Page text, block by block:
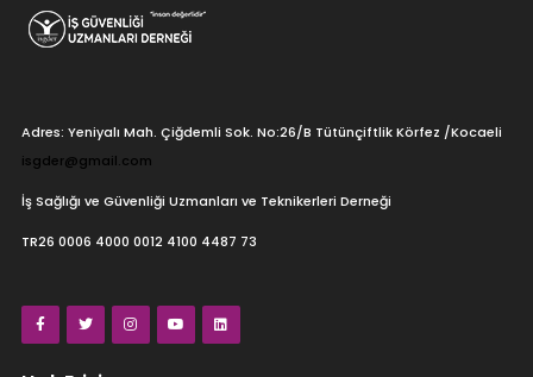
Adres: Yeniyalı Mah. Çiğdemli Sok. No:26/B Tütünçiftlik Körfez /Kocaeli
isgder@gmail.com
İş Sağlığı ve Güvenliği Uzmanları ve Teknikerleri Derneği
TR26 0006 4000 0012 4100 4487 73